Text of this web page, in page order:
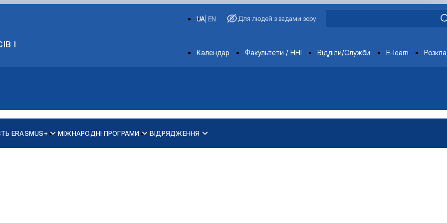
І
EN
UA Для людей з вадами зору
Departments
Календар Факультети / ННІ Відділи/Служби E-learn
ERASMUS+ МІЖНАРОДНІ ПРОГРАМИ ВІДРЯДЖЕННЯ